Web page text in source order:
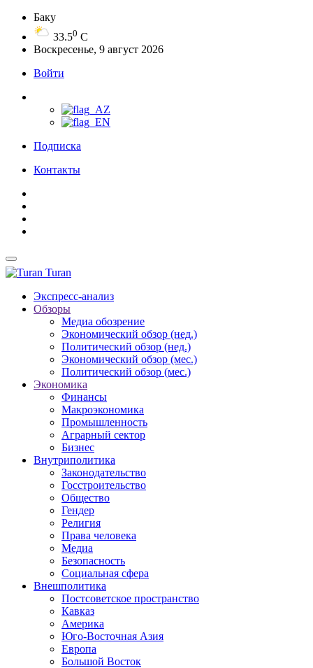
Баку
33.50 C
Воскресенье, 9 август 2026
Войти
Подписка
Контакты
Turan
Экспресс-анализ
Обзоры
Медиа обозрение
Экономический обзор (нед.)
Политический обзор (нед.)
Экономический обзор (мес.)
Политический обзор (мес.)
Экономика
Финансы
Макроэкономика
Промышленность
Аграрный сектор
Бизнес
Внутриполитика
Законодательство
Госстроительство
Общество
Гендер
Религия
Права человека
Медиа
Безопасность
Социальная сфера
Внешполитика
Постсоветское пространство
Кавказ
Америка
Юго-Восточная Азия
Европа
Большой Восток